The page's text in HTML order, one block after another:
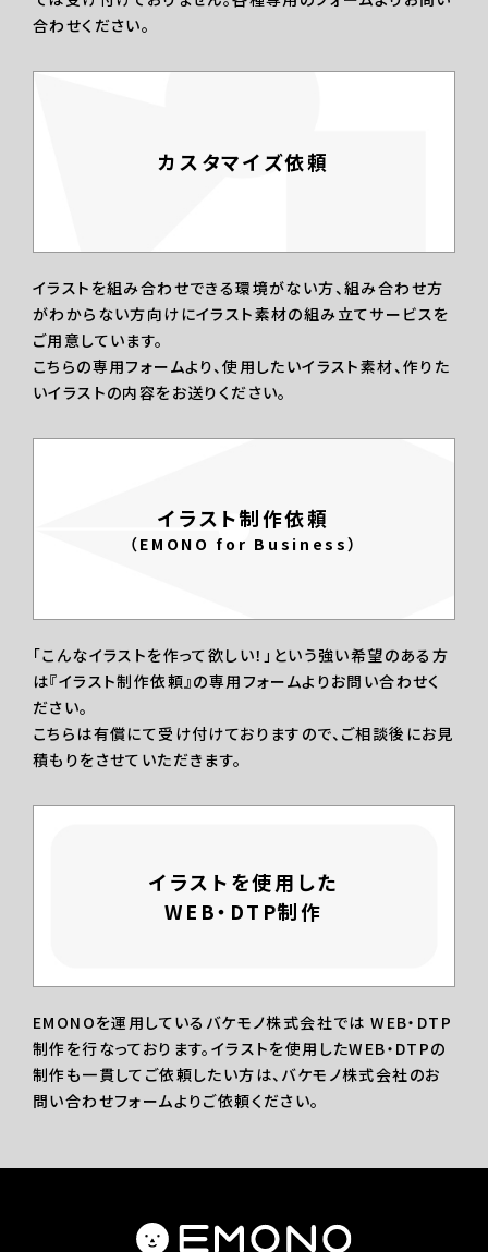
合わせください。
カスタマイズ依頼
イラストを組み合わせできる環境がない方、組み合わせ方
がわからない方向けにイラスト素材の組み立てサービスを
ご用意しています。
こちらの専用フォームより、使用したいイラスト素材、作りた
いイラストの内容をお送りください。
イラスト制作依頼
（EMONO for Business）
「こんなイラストを作って欲しい！」という強い希望のある方
は『イラスト制作依頼』の専用フォームよりお問い合わせく
ださい。
こちらは有償にて受け付けておりますので、ご相談後にお見
積もりをさせていただきます。
イラストを使用した
WEB・DTP制作
EMONOを運用しているバケモノ株式会社では WEB・DTP
制作を行なっております。イラストを使用したWEB・DTPの
制作も一貫してご依頼したい方は、バケモノ株式会社のお
問い合わせフォームよりご依頼ください。